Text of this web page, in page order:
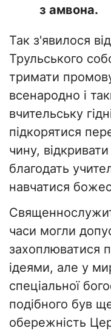
з амвона.
Так з'явилося
Трульського
тримати
всенародно і
вчительську
підкорятися
чину,
благодать
навчатися
часи могли
захоплюватися
ідеями, але у
спеціальної
подібного був
обережність